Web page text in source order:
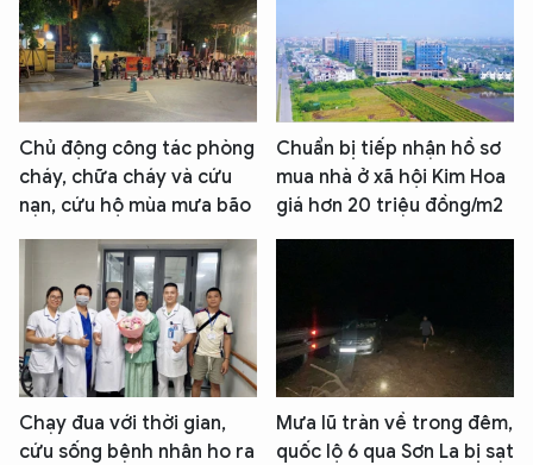
Chủ động công tác phòng
cháy, chữa cháy và cứu
nạn, cứu hộ mùa mưa bão
Chuẩn bị tiếp nhận hồ sơ
mua nhà ở xã hội Kim Hoa
giá hơn 20 triệu đồng/m2
Chạy đua với thời gian,
cứu sống bệnh nhân ho ra
Mưa lũ tràn về trong đêm,
quốc lộ 6 qua Sơn La bị sạt